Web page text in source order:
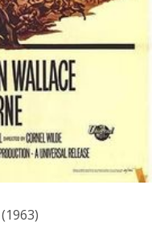
(1963)